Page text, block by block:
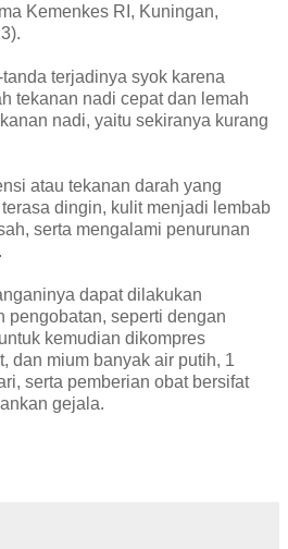
Kemenkes RI, Kuningan,
terjadinya syok karena
tekanan nadi cepat dan lemah
nadi, yaitu sekiranya kurang
atau tekanan darah yang
dingin, kulit menjadi lembab
serta mengalami penurunan
dapat dilakukan
pengobatan, seperti dengan
kemudian dikompres
dan mium banyak air putih, 1
serta pemberian obat bersifat
gejala.